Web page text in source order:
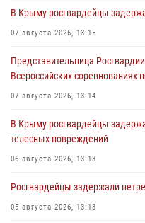
В Крыму росгвардейцы
07 августа 2026, 13:15
Представительница
Всероссийских соревнованиях
07 августа 2026, 13:14
В Крыму росгвардейцы
телесных повреждений
06 августа 2026, 13:13
Росгвардейцы задержали
05 августа 2026, 13:13